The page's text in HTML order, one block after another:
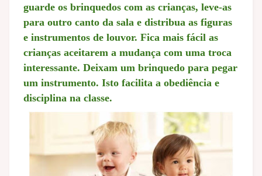
guarde os brinquedos com as crianças, leve-as
para outro canto da sala e distribua as figuras
e instrumentos de louvor. Fica mais fácil as
crianças aceitarem a mudança com uma troca
interessante. Deixam um brinquedo para pegar
um instrumento. Isto facilita a obediência e
disciplina na classe.